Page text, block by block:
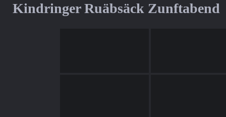
Kindringer Ruäbsäck Zunftabend